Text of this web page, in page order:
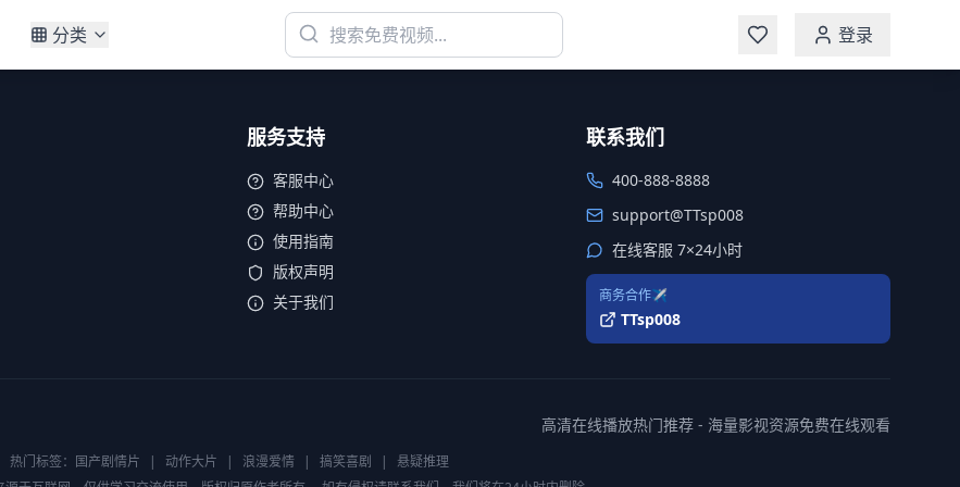
分类 登录
服务支持
客服中心
帮助中心
使用指南
版权声明
关于我们
联系我们
400-888-8888
support@TTsp008
在线客服 7×24小时
商务合作✈️
TTsp008
高清在线播放热门推荐 - 海量影视资源免费在线观看
热门标签： 国产剧情片 | 动作大片 | 浪漫爱情 | 搞笑喜剧 |
悬疑推理